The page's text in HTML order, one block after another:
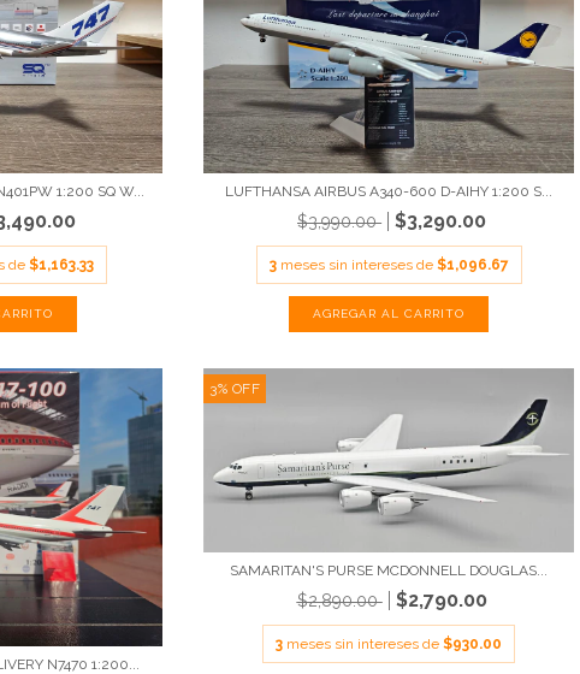
1:200 SQ W...
de $1,163.33
LUFTHANSA AIRBUS A340-600 D-AIHY 1:200 S...
$3,990.00 $3,290.00
3 meses sin intereses de $1,096.67
N7470 1:200...
3% OFF
SAMARITAN'S PURSE MCDONNELL DOUGLAS...
$2,890.00 $2,790.00
3 meses sin intereses de$930.00